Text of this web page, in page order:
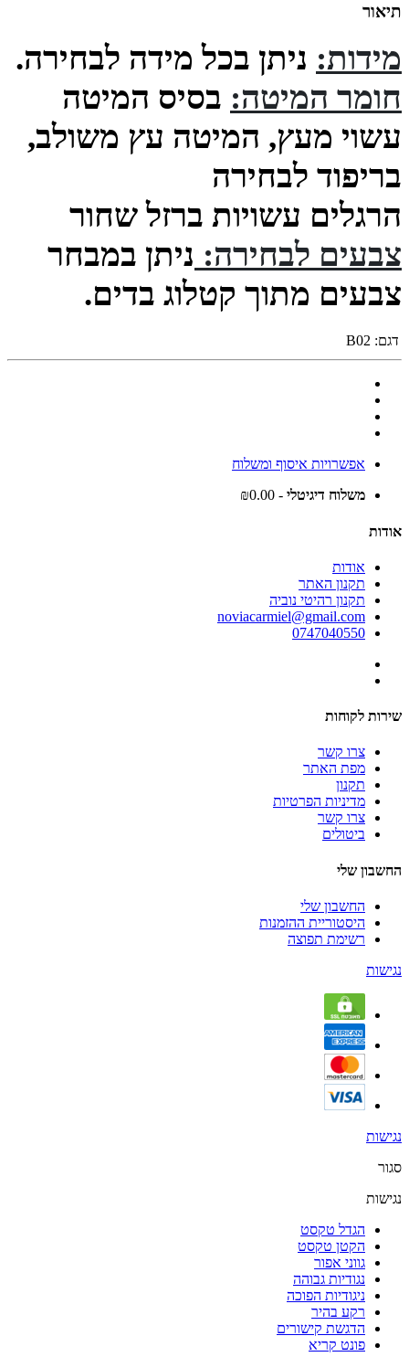
תיאור
מידות: ניתן בכל מידה לבחירה.
חומר המיטה: בסיס המיטה
עשוי מעץ, המיטה עץ משולב,
בריפוד לבחירה
הרגלים עשויות ברזל שחור
צבעים לבחירה: ניתן במבחר
צבעים מתוך קטלוג בדים.
דגם: B02
אפשרויות איסוף ומשלוח
משלוח דיגיטלי - ₪0.00
אודות
אודות
תקנון האתר
תקנון רהיטי נוביה
noviacarmiel@gmail.com
0747040550
שירות לקוחות
צרו קשר
מפת האתר
תקנון
מדיניות הפרטיות
צרו קשר
ביטולים
החשבון שלי
החשבון שלי
היסטוריית ההזמנות
רשימת תפוצה
נגישות
נגישות
סגור
נגישות
הגדל טקסט
הקטן טקסט
גווני אפור
נגודיות גבוהה
ניגודיות הפוכה
רקע בהיר
הדגשת קישורים
פונט קריא